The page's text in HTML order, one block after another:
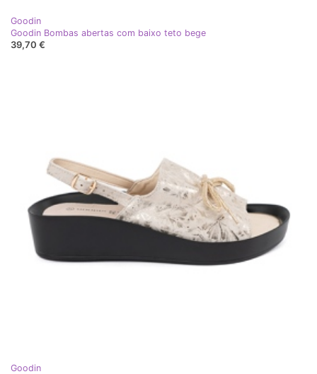
Goodin
Goodin Bombas abertas com baixo teto bege
39,70 €
Goodin